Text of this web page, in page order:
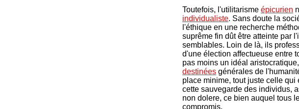
Toutefois, l'utilitarisme épicurien
individualiste. Sans doute la
l'éthique en une recherche
suprême fin dût être atteinte par
semblables. Loin de là, ils
d'une élection affectueuse entre
pas moins un idéal
destinées générales de
place minime, tout juste celle
cette sauvegarde des individus,
non dolere, ce bien auquel tous
compromis.